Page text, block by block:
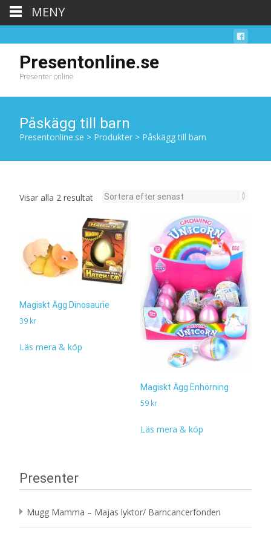
Presentonline.se
Presenter online
Påskägg till barn
Presentonline.se > Produkter > Påskägg till barn
Visar alla 2 resultatSortera
senaste
Magiskt Ägg Dinosaurie
39 kr
Läs mera & köp
Magiskt Ägg Enhörning
59 kr
Läs mera & köp
Presenter
Mugg Mamma – Majas lyktor/ Barncancerfonden
MENY